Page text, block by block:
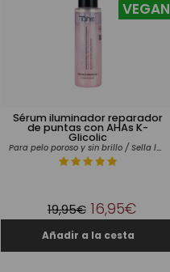
Sérum iluminador reparador
de puntas con AHAs K-
Glicolic
Para pelo poroso y sin brillo / Sella la fibra capilar / Sin aclarado
VEGAN
19,95€ 16,95€